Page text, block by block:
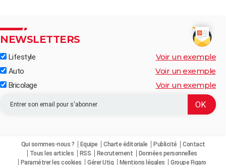
NEWSLETTERS
Lifestyle Voir un exemple
Auto Voir un exemple
Bricolage Voir un exemple
Qui sommes-nous ? Equipe Charte éditoriale Publicité
Contact
Tous les articles
RSS Recrutement
Données personnelles
Paramétrer les cookies
Gérer Utiq Mentions légales Groupe Figaro